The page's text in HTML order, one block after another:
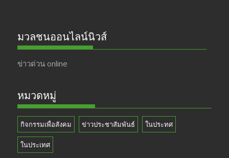
มวลชนออนไลน์นิวส์
ข่าวด่วน online
หมวดหมู่
กิจกรรมเพื่อสังคม ข่าวประชาสัมพันธ์ ในประทศ
ในประเทศ